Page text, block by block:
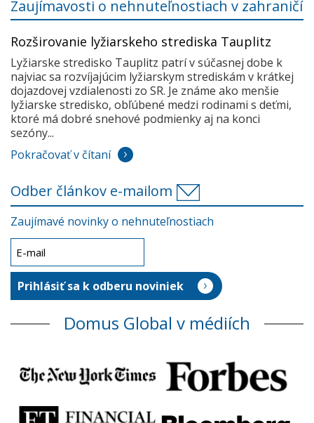
Zaujímavosti o nehnuteľnostiach v zahraničí
Rozširovanie lyžiarskeho strediska Tauplitz
Lyžiarske stredisko Tauplitz patrí v súčasnej dobe k
najviac sa rozvíjajúcim lyžiarskym strediskám v krátkej
dojazdovej vzdialenosti zo SR. Je známe ako menšie
lyžiarske stredisko, obľúbené medzi rodinami s deťmi,
ktoré má dobré snehové podmienky aj na konci
sezóny...
Pokračovať v čítaní
Odber článkov e-mailom
Zaujímavé novinky o nehnuteľnostiach
Domus Global v médiích